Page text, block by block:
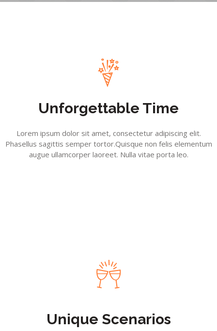
Unforgettable Time
Lorem ipsum dolor sit amet, consectetur adipiscing elit.
Phasellus sagittis semper tortor.Quisque non felis elementum
augue ullamcorper laoreet. Nulla vitae porta leo.
Unique Scenarios